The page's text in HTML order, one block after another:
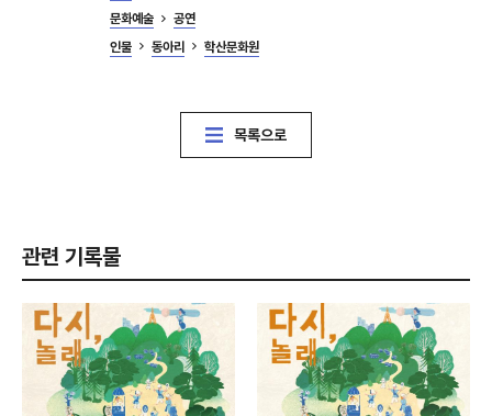
문화예술
공연
인물
동아리 학산문화원
목록으로
관련 기록물